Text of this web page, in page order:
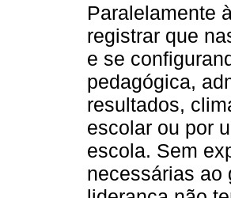
Paralelamente
registrar que
e se
pedagógica,
resultados,
escolar ou por
escola. Sem
necessárias ao